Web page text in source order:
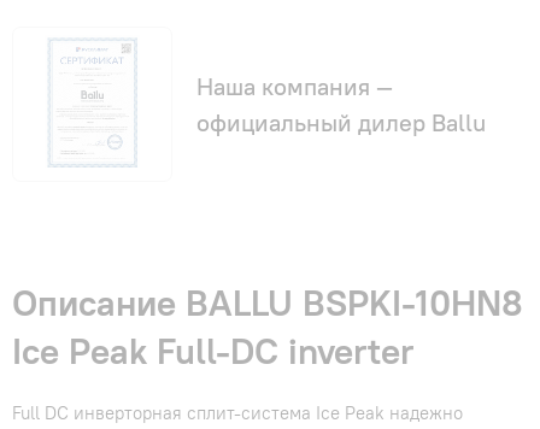
Наша компания —
официальный дилер Ballu
Описание BALLU BSPKI-10HN8
Ice Peak Full-DC inverter
Full DC инверторная сплит-система Ice Peak надежно